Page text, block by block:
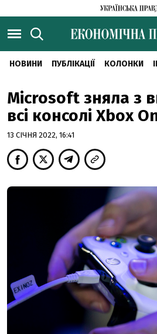
НОВИНИ ПУБЛІКАЦІЇ КОЛОНКИ
Microsoft зняла з
всі консолі Xbox
13 СІЧНЯ 2022, 16:41